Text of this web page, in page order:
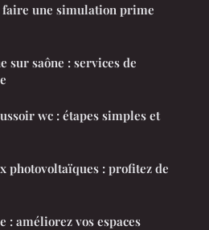
faire une simulation prime
sur saône : services de
wc : étapes simples et
photovoltaïques : profitez de
: améliorez vos espaces